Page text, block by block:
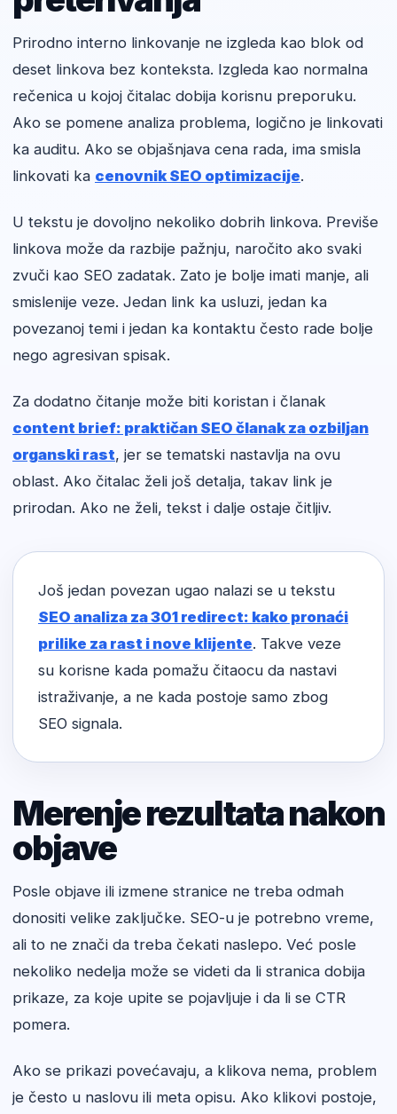
Prirodno interno linkovanje ne izgleda kao blok od
deset linkova bez konteksta. Izgleda kao normalna
rečenica u kojoj čitalac dobija korisnu preporuku.
Ako se pomene analiza problema, logično je linkovati
ka auditu. Ako se objašnjava cena rada, ima smisla
linkovati ka cenovnik SEO optimizacije.
U tekstu je dovoljno nekoliko dobrih linkova. Previše
linkova može da razbije pažnju, naročito ako svaki
zvuči kao SEO zadatak. Zato je bolje imati manje, ali
smislenije veze. Jedan link ka usluzi, jedan ka
povezanoj temi i jedan ka kontaktu često rade bolje
nego agresivan spisak.
Za dodatno čitanje može biti koristan i članak
content brief: praktičan SEO članak za ozbiljan
organski rast, jer se tematski nastavlja na ovu
oblast. Ako čitalac želi još detalja, takav link je
prirodan. Ako ne želi, tekst i dalje ostaje čitljiv.
Još jedan povezan ugao nalazi se u tekstu
SEO analiza za 301 redirect: kako pronaći
prilike za rast i nove klijente. Takve veze
su korisne kada pomažu čitaocu da nastavi
istraživanje, a ne kada postoje samo zbog
SEO signala.
Merenje rezultata nakon
objave
Posle objave ili izmene stranice ne treba odmah
donositi velike zaključke. SEO-u je potrebno vreme,
ali to ne znači da treba čekati naslepo. Već posle
nekoliko nedelja može se videti da li stranica dobija
prikaze, za koje upite se pojavljuje i da li se CTR
pomera.
Ako se prikazi povećavaju, a klikova nema, problem
je često u naslovu ili meta opisu. Ako klikovi postoje,